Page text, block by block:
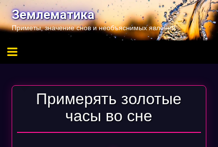
Перейти
содержимому
Землематика
Приметы, значение снов и необъяснимых явлений
Примерять золотые
часы во сне